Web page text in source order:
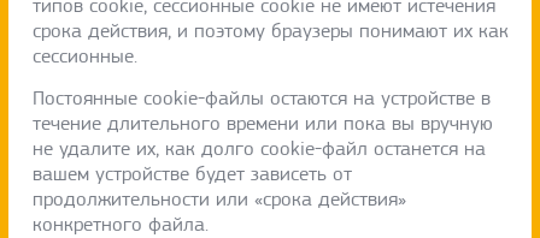
типов cookie, сессионные cookie не имеют истечения
срока действия, и поэтому браузеры понимают их как
сессионные.
Постоянные cookie-файлы остаются на устройстве в
течение длительного времени или пока вы вручную
не удалите их, как долго cookie-файл останется на
вашем устройстве будет зависеть от
продолжительности или «срока действия»
конкретного файла.